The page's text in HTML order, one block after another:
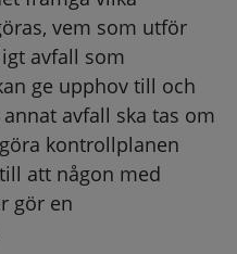
vem som utför
avfall som
ge upphov till och
avfall ska tas om
kontrollplanen
att någon med
gör en